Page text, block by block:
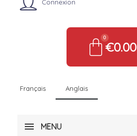
Connexion
€0.00
Français Anglais
MENU